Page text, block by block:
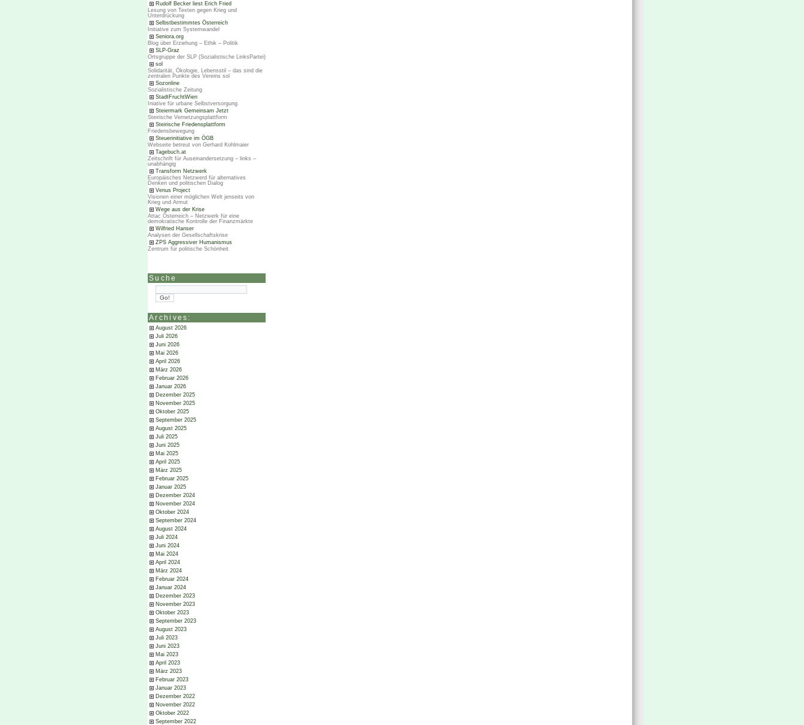
Rudolf Becker liest Erich Fried
Lesung von Texten gegen Krieg und
Unterdrückung
Selbstbestimmtes Österreich
Initiative zum Systemwandel
Seniora.org
Blog über Erziehung – Ethik – Politik
SLP-Graz
Ortsgruppe der SLP (Sozialistische LinksPartei)
sol
Solidarität, Ökologie, Lebensstil – das sind die
zentralen Punkte des Vereins sol
Sozonline
Sozialistische Zeitung
StadtFruchtWien
Iniative für urbane Selbstversorgung
Steiermark Gemeinsam Jetzt
Steirische Vernetzungsplattform
Steirische Friedensplattform
Friedensbewegung
Steuerinitiative im ÖGB
Webseite betreut von Gerhard Kohlmaier
Tagebuch.at
Zeitschrift für Auseinandersetzung – links –
unabhängig
Transform Netzwerk
Europäisches Netzwerd für alternatives
Denken und politischen Dialog
Venus Project
Visionen einer möglichen Welt jenseits von
Krieg und Armut
Wege aus der Krise
Attac Österreich – Netzwerk für eine
demokratische Kontrolle der Finanzmärkte
Wilfried Hanser
Analysen der Gesellschaftskrise
ZPS Aggressiver Humanismus
Zentrum für politische Schönheit
Suche
Archives:
August 2026
Juli 2026
Juni 2026
Mai 2026
April 2026
März 2026
Februar 2026
Januar 2026
Dezember 2025
November 2025
Oktober 2025
September 2025
August 2025
Juli 2025
Juni 2025
Mai 2025
April 2025
März 2025
Februar 2025
Januar 2025
Dezember 2024
November 2024
Oktober 2024
September 2024
August 2024
Juli 2024
Juni 2024
Mai 2024
April 2024
März 2024
Februar 2024
Januar 2024
Dezember 2023
November 2023
Oktober 2023
September 2023
August 2023
Juli 2023
Juni 2023
Mai 2023
April 2023
März 2023
Februar 2023
Januar 2023
Dezember 2022
November 2022
Oktober 2022
September 2022